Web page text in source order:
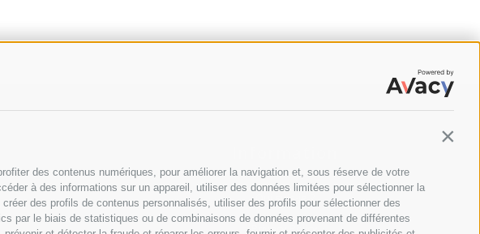
des contenus numériques, pour améliorer la navigation et, sous réserve de votre
à des informations sur un appareil, utiliser des données limitées pour sélectionner la
des profils de contenus personnalisés, utiliser des profils pour sélectionner des
par le biais de statistiques ou de combinaisons de données provenant de différentes
Qui suis-je ?
Privacy Policy